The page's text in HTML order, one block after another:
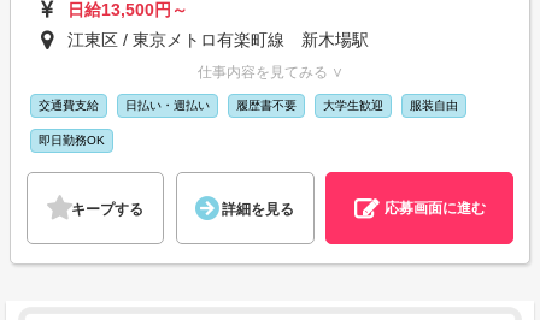
日給13,500円～
江東区 / 東京メトロ有楽町線 新木場駅
仕事内容を見てみる ∨
交通費支給 日払い・週払い 履歴書不要 大学生歓迎 服装自由
即日勤務OK
キープする 詳細を見る 応募画面に進む